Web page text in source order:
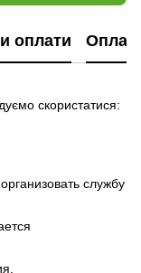
оплати
скористатися:
службу